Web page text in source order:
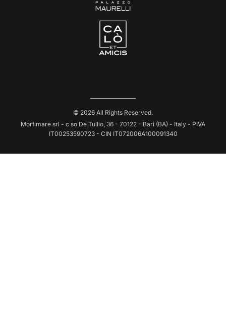
© 2026 All Rights Reserved.
Morfimare srl - c.so De Tullio, 36 - 70122 - Bari (BA) - Italy - PIVA
IT00253590723 - CIN IT072006A100091340